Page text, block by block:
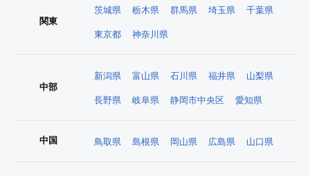
関東
茨城県 栃木県 群馬県 埼玉県 千葉県
東京都 神奈川県
中部
新潟県 富山県 石川県 福井県 山梨県
長野県 岐阜県 静岡市中央区 愛知県
中国 鳥取県 島根県 岡山県 広島県 山口県